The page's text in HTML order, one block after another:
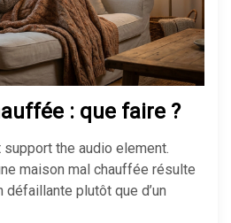
: que faire ?
the audio element.
maison mal chauffée résulte
défaillante plutôt que d’un